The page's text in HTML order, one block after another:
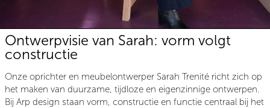
Ontwerpvisie van Sarah: vorm volgt
constructie
Onze oprichter en meubelontwerper Sarah Trenité richt zich op
het maken van duurzame, tijdloze en eigenzinnige ontwerpen.
Bij Arp design staan vorm, constructie en functie centraal bij het